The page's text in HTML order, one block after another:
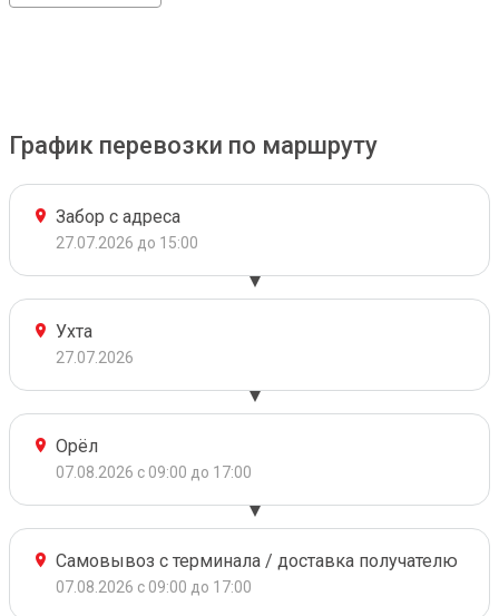
График перевозки по маршруту
Забор с адреса
27.07.2026 до 15:00
Ухта
27.07.2026
Орёл
07.08.2026 с 09:00 до 17:00
Самовывоз с терминала / доставка получателю
07.08.2026 с 09:00 до 17:00